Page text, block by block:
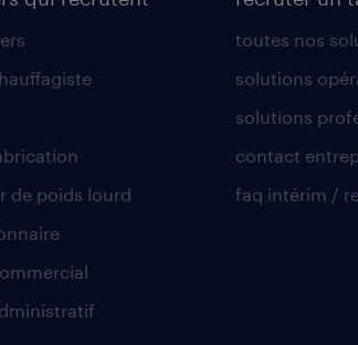
de poids lourd
toutes nos
solutions
solutions
contact
faq intérim /